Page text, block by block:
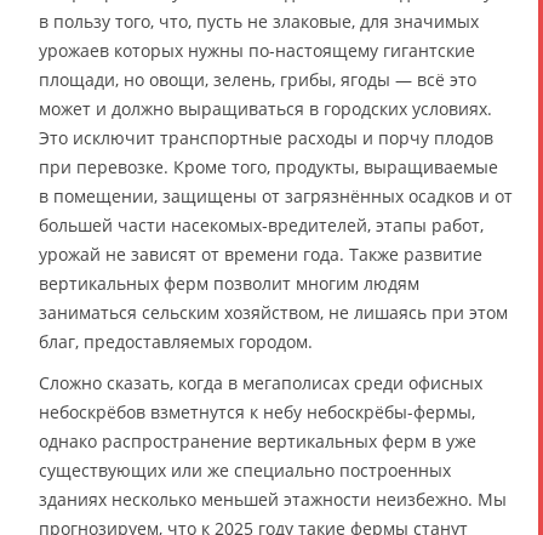
в пользу того, что, пусть не злаковые, для значимых
урожаев которых нужны по-настоящему гигантские
площади, но овощи, зелень, грибы, ягоды — всё это
может и должно выращиваться в городских условиях.
Это исключит транспортные расходы и порчу плодов
при перевозке. Кроме того, продукты, выращиваемые
в помещении, защищены от загрязнённых осадков и от
большей части насекомых-вредителей, этапы работ,
урожай не зависят от времени года. Также развитие
вертикальных ферм позволит многим людям
заниматься сельским хозяйством, не лишаясь при этом
благ, предоставляемых городом.
Сложно сказать, когда в мегаполисах среди офисных
небоскрёбов взметнутся к небу небоскрёбы-фермы,
однако распространение вертикальных ферм в уже
существующих или же специально построенных
зданиях несколько меньшей этажности неизбежно. Мы
прогнозируем, что к 2025 году такие фермы станут